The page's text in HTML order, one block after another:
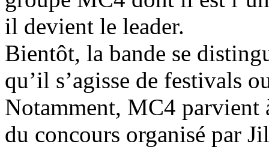
il devient le leader.
Bientôt, la bande se
qu’il s’agisse de festivals
Notamment, MC4 parvient
du concours organisé par